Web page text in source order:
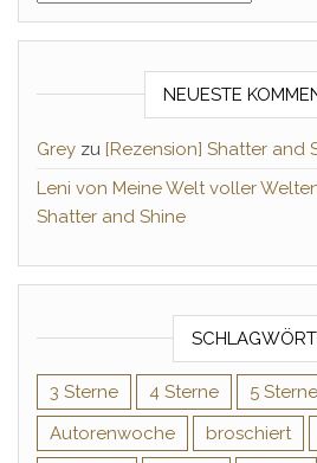
NEUESTE
Grey zu [Rezension] Shatter and
Leni von Meine Welt voller
Shatter and Shine
3 Sterne 4 Sterne 5 Sterne
Autorenwoche
broschiert